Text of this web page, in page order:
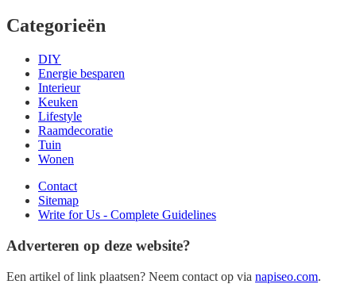
Categorieën
DIY
Energie besparen
Interieur
Keuken
Lifestyle
Raamdecoratie
Tuin
Wonen
Contact
Sitemap
Write for Us - Complete Guidelines
Adverteren op deze website?
Een artikel of link plaatsen? Neem contact op via napiseo.com.